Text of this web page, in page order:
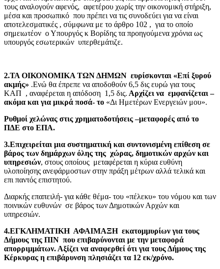
τους αναλογούν αφενός, αφετέρου χωρίς την οικονομική στήριξη,
μέσα και προσωπικό που πρέπει να τις συνοδεύει για να είναι
αποτελεσματικές , σύμφωνα με το άρθρο 102 , για το οποίο
σημειωτέον ο Υπουργός κ Βορίδης τα προηγούμενα χρόνια ως
υπουργός εσωτερικών υπερθεμάτιζε.
2.ΤΑ ΟΙΚΟΝΟΜΙΚΑ ΤΩΝ ΔΗΜΩΝ ευρίσκονται «Επί ξυρού
ακμής» .Ενώ θα έπρεπε να αποδοθούν 6,5 δις ευρώ για τους
ΚΑΠ , αναφέρεται η απόδοση 1,5 δις. Αρχίζει να εμφανίζεται –
ακόμα και για μικρά ποσά- το «Δι Ημετέρων Ενεργειών μου».
Ρυθμοί χελώνας στις χρηματοδοτήσεις –μεταφορές από το
ΠΔΕ στο ΕΠΑ.
3.Επιχειρείται μια συστηματική και συντονισμένη επίθεση σε
βάρος των δημάρχων όλης της χώρας, δημοτικών αρχών και
υπηρεσιών, στους οποίους μεταφέρεται η κύρια ευθύνη
υλοποίησης ανεφάρμοστων στην πράξη μέτρων αλλά τελικά και
επι παντός επιστητού.
Διαρκής επαπειλή- για κάθε θέμα- του «πέλεκυ» του νόμου και των
ποινικών ευθυνών σε βάρος των Δημοτικών Αρχών και
υπηρεσιών.
4.ΕΓΚΛΗΜΑΤΙΚΗ ΑΦΑΙΜΑΞΗ εκατομμυρίων για τους
Δήμους της ΠΙΝ που επιβαρύνονται με την μεταφορά
απορριμμάτων. Αξίζει να αναφερθεί ότι για τους Δήμους της
Κέρκυρας η επιβάρυνση πλησιάζει τα 12 εκ/χρόνο.